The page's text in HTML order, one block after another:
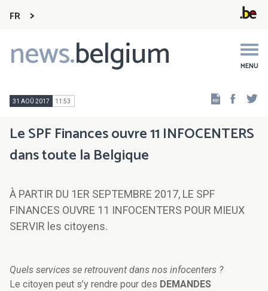
FR
news.belgium MENU
Main
navigation
31 AOÛ 2017 11:53
Le SPF Finances ouvre 11 INFOCENTERS
dans toute la Belgique
À PARTIR DU 1ER SEPTEMBRE 2017, LE SPF
FINANCES OUVRE 11 INFOCENTERS POUR MIEUX
SERVIR les citoyens.
Quels services se retrouvent dans nos infocenters ?
Le citoyen peut s’y rendre pour des DEMANDES